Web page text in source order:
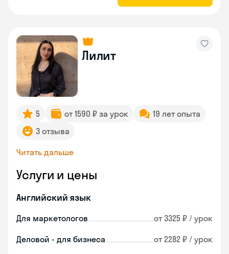
Лилит
5 от 1590 ₽ за урок
19 лет опыта
3 отзыва
Читать дальше
Услуги и цены
Английский язык
Для маркетологов от 3325 ₽ / урок
Деловой - для бизнеса от 2282 ₽ / урок